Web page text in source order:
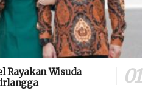
Rayakan Wisuda